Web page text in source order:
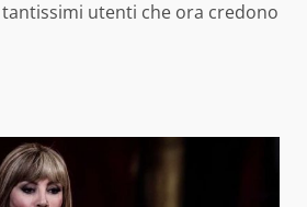
utenti che ora credono